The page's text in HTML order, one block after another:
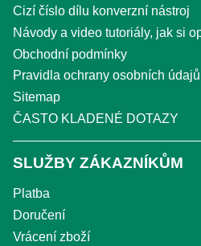
Cizí číslo dílu konverzní nástroj
Návody a video tutoriály, jak si
Obchodní podmínky
Pravidla ochrany osobních údajů
Sitemap
ČASTO KLADENÉ DOTAZY
SLUŽBY ZÁKAZNÍKŮM
Platba
Doručení
Vrácení zboží